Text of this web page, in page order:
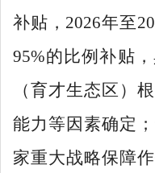
补贴， 2026年至
95%的比例补贴
（育才生态区 ）
能力等因素确定；
家重大战略保障